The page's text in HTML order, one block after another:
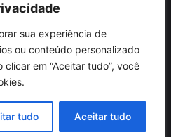
sua experiência de
ou conteúdo personalizado
em “Aceitar tudo”, você
tudo Aceitar tudo
Rondônia
Web Stories Anuncie
YouTubeInstagramTelegramTikTok
WhatsApp